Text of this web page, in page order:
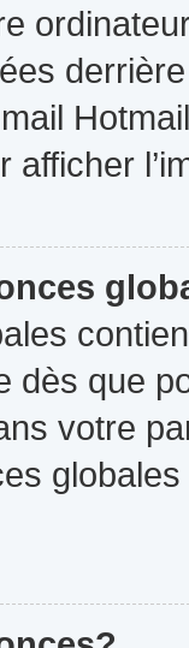
afficher
dès que
votre